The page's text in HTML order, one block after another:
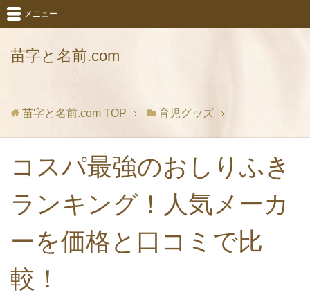
苗字と名前.com
メニュー
苗字と名前.com TOP 育児グッズ
コスパ最強のおしりふき
ランキング！人気メーカ
ーを価格と口コミで比
較！